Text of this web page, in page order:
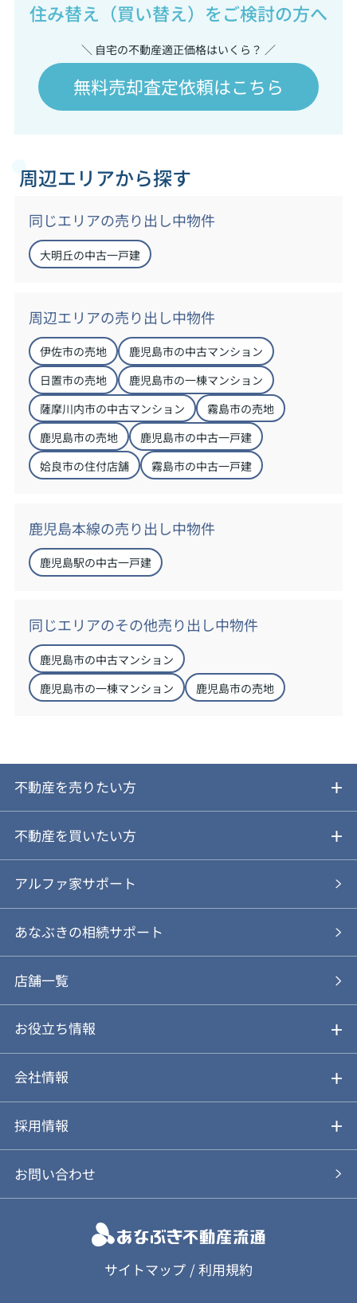
住み替え（買い替え）をご検討の方へ
＼ 自宅の不動産適正価格はいくら？ ／
無料売却査定依頼はこちら
周辺エリアから探す
同じエリアの売り出し中物件
大明丘の中古一戸建
周辺エリアの売り出し中物件
伊佐市の売地
鹿児島市の中古マンション
日置市の売地
鹿児島市の一棟マンション
薩摩川内市の中古マンション
霧島市の売地
鹿児島市の売地
鹿児島市の中古一戸建
姶良市の住付店舗
霧島市の中古一戸建
鹿児島本線の売り出し中物件
鹿児島駅の中古一戸建
同じエリアのその他売り出し中物件
鹿児島市の中古マンション
鹿児島市の一棟マンション
鹿児島市の売地
不動産を売りたい方
ご売却ガイド
ご売却の流れ
あなぶきの仲介
あなぶきの買取
仲介と買取のメリット・デメリット
動画やパンフレットで見る
不動産を買いたい方
ご購入ガイド
物件を探す
購入の流れ
購入前も後も安心サポート
お気に入り
アルファ家サポート
あなぶきの相続サポート
店舗一覧
お役立ち情報
不動産Q&A
アルファジャーナル
会社情報
会社概要
スタッフ紹介
個人情報保護方針
カスタマーハラスメント基本方針
採用情報
新卒採用について
キャリア採用について
お問い合わせ
サイトマップ /利用規約